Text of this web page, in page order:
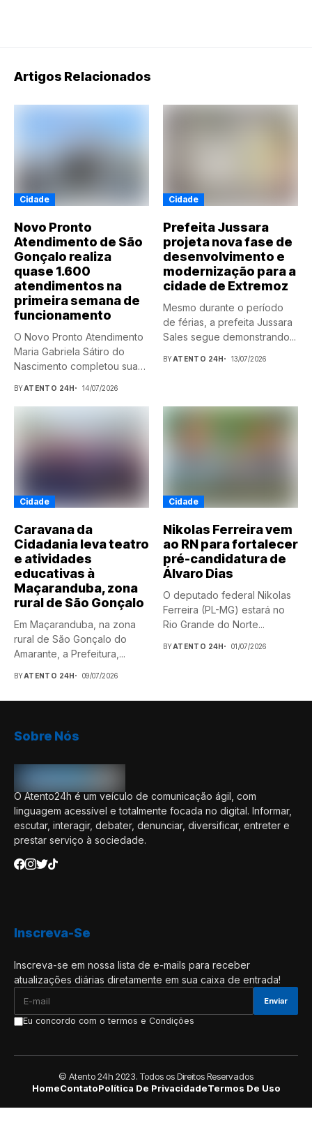
Artigos Relacionados
Cidade
Novo Pronto
Atendimento de São
Gonçalo realiza
quase 1.600
atendimentos na
primeira semana de
funcionamento
O Novo Pronto Atendimento
Maria Gabriela Sátiro do
Nascimento completou sua
BYATENTO 24H 14/07/2026
Cidade
Prefeita Jussara
projeta nova fase de
desenvolvimento e
modernização para a
cidade de Extremoz
Mesmo durante o período
de férias, a prefeita Jussara
Sales segue demonstrando...
BYATENTO 24H 13/07/2026
Cidade
Caravana da
Cidadania leva teatro
e atividades
educativas à
Maçaranduba, zona
rural de São Gonçalo
Em Maçaranduba, na zona
rural de São Gonçalo do
Amarante, a Prefeitura,...
BYATENTO 24H 09/07/2026
Cidade
Nikolas Ferreira vem
ao RN para fortalecer
pré-candidatura de
Álvaro Dias
O deputado federal Nikolas
Ferreira (PL-MG) estará no
Rio Grande do Norte...
BYATENTO 24H 01/07/2026
Sobre Nós
O Atento24h é um veículo de comunicação ágil, com
linguagem acessível e totalmente focada no digital. Informar,
escutar, interagir, debater, denunciar, diversificar, entreter e
prestar serviço à sociedade.
Inscreva-Se
Inscreva-se em nossa lista de e-mails para receber
atualizações diárias diretamente em sua caixa de entrada!
Eu concordo com o termos e Condições
© Atento 24h 2023. Todos os Direitos Reservados
HomeContatoPolítica De PrivacidadeTermos De Uso